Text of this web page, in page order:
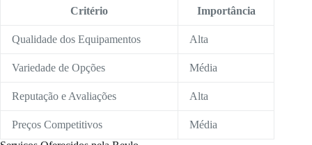
Critério Importância
Qualidade dos Equipamentos Alta
Variedade de Opções Média
Reputação e Avaliações Alta
Preços Competitivos
Média